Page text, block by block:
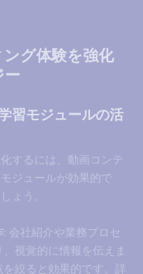
グ体験を強化
ー
習モジュールの活
するには、動画コンテ
ジュールが効果的で
ょう。
: 会社紹介や業務プロセ
視覚的に情報を伝えま
絞ると効果的です。詳